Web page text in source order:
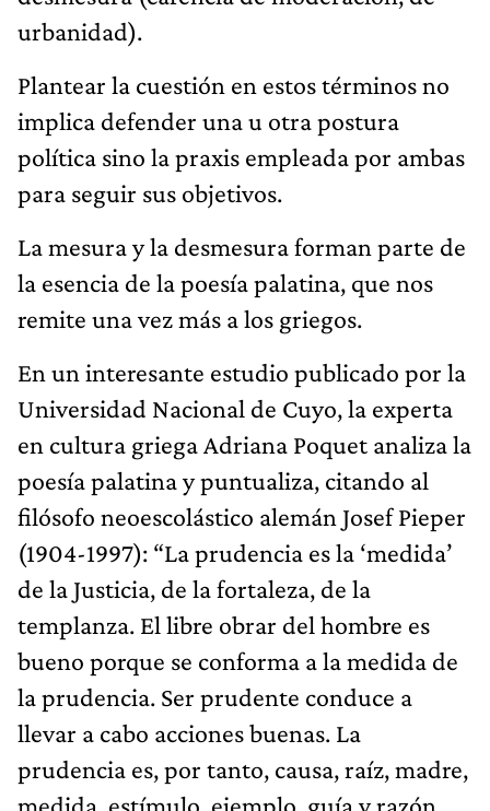
urbanidad).
Plantear la cuestión en estos términos no
implica defender una u otra postura
política sino la praxis empleada por ambas
para seguir sus objetivos.
La mesura y la desmesura forman parte de
la esencia de la poesía palatina, que nos
remite una vez más a los griegos.
En un interesante estudio publicado por la
Universidad Nacional de Cuyo, la experta
en cultura griega Adriana Poquet analiza la
poesía palatina y puntualiza, citando al
filósofo neoescolástico alemán Josef Pieper
(1904-1997): “La prudencia es la ‘medida’
de la Justicia, de la fortaleza, de la
templanza. El libre obrar del hombre es
bueno porque se conforma a la medida de
la prudencia. Ser prudente conduce a
llevar a cabo acciones buenas. La
prudencia es, por tanto, causa, raíz, madre,
medida, estímulo, ejemplo, guía y razón